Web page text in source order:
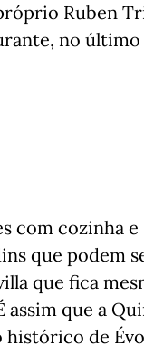
Ruben
no
cozinha e
que podem
que fica
que a
de